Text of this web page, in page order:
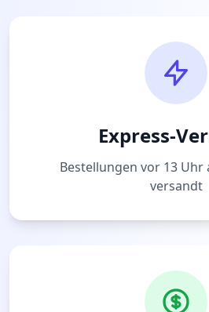
Express-
Bestellungen vor 13 Uhr
versandt